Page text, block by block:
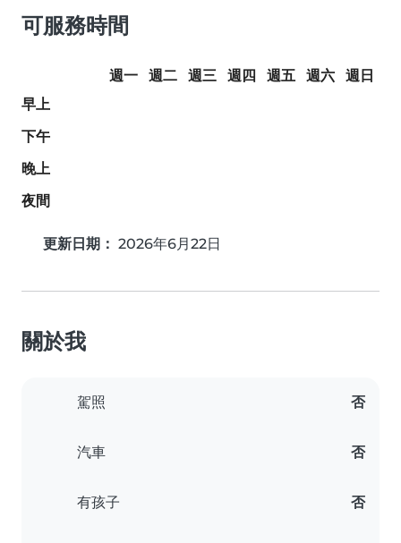
可服務時間
週一 週二 週三 週四 週五 週六
週日
早上
下午
晚上
夜間
更新日期： 2026年6月22日
關於我
駕照 否
汽車 否
有孩子 否